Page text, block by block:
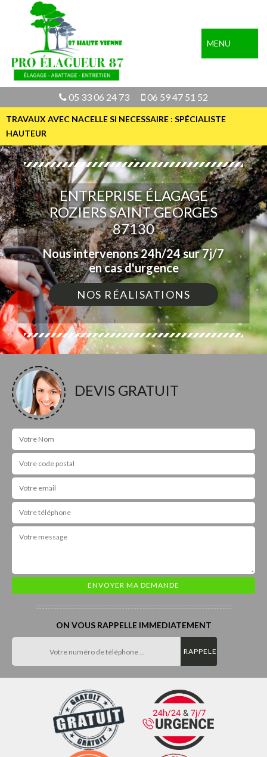
MENU
05 33 06 24 73 06 59 47 51 52
TRAVAUX AVEC NACELLE SI NECESSAIRE : SPÉCIALISTE
HAUTEUR
ENTREPRISE ÉLAGAGE
ROZIERS SAINT GEORGES
87130
Nous intervenons 24h/24 sur 7j/7
en cas d'urgence
NOS RÉALISATIONS
DEVIS GRATUIT
ON VOUS RAPPELLE IMMEDIATEMENT